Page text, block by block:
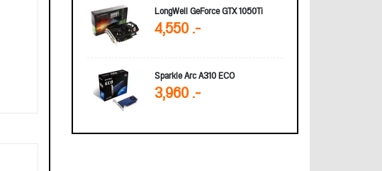
LongWell GeForce GTX 1050Ti
4,550 .-
Sparkle Arc A310 ECO
3,960 .-